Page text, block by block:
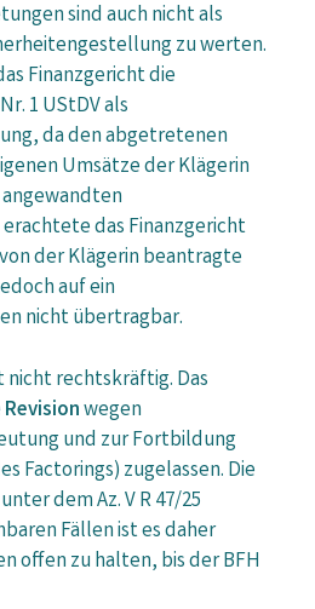
sind auch nicht als
zu werten.
Finanzgericht die
1 UStDV als
da den abgetretenen
Umsätze der Klägerin
das Finanzgericht
der Klägerin beantragte
auf ein
nicht übertragbar.
nicht rechtskräftig. Das
Revisionwegen
und zur Fortbildung
Factorings) zugelassen. Die
dem Az. V R 47/25
Fällen ist es daher
offen zu halten, bis der BFH